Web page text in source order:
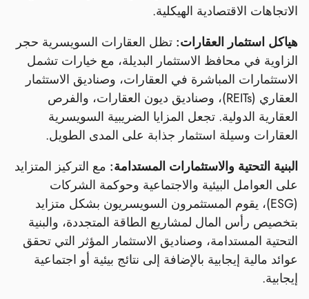
الاتجاهات الاقتصادية الهيكلية.
هياكل استثمار العقارات: تظل العقارات السويسرية حجر
الزاوية في محافظ الاستثمار البديلة، مع خيارات تشمل
الاستثمارات المباشرة في العقارات، وصناديق الاستثمار
العقاري (REITs)، وصناديق ديون العقارات، والفرص
العقارية الدولية. تجعل المزايا الضريبية السويسرية
العقارات وسيلة استثمار جذابة على المدى الطويل.
البنية التحتية والاستثمارات المستدامة: مع التركيز المتزايد
على العوامل البيئية والاجتماعية وحوكمة الشركات
(ESG)، يقوم المستثمرون السويسريون بشكل متزايد
بتخصيص رأس المال لمشاريع الطاقة المتجددة، والبنية
التحتية المستدامة، وصناديق الاستثمار المؤثر التي تحقق
عوائد مالية إيجابية بالإضافة إلى نتائج بيئية أو اجتماعية
إيجابية.